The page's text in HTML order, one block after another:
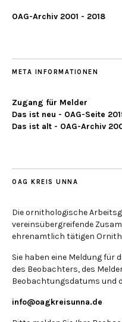
OAG-Archiv 2001 - 2018
META INFORMATIONEN
Zugang für Melder
Das ist neu - OAG-Seite
Das ist alt - OAG-Archiv
OAG KREIS UNNA
Die ornithologische
vereinsübergreifende
ehrenamtlich tätigen
Sie haben eine Meldung für
des Beobachters, des
Beobachtungsdatums und
info@oagkreisunna.de